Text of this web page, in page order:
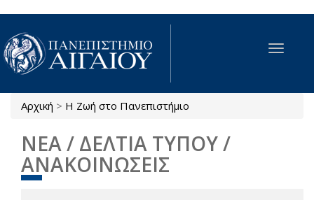
Παράκαμψη προς το κυρίως περιεχόμενο
Toggle
Είστε εδώ
Αρχική > Η Ζωή στο Πανεπιστήμιο
ΝΕΑ / ΔΕΛΤΙΑ ΤΥΠΟΥ /
ΑΝΑΚΟΙΝΩΣΕΙΣ